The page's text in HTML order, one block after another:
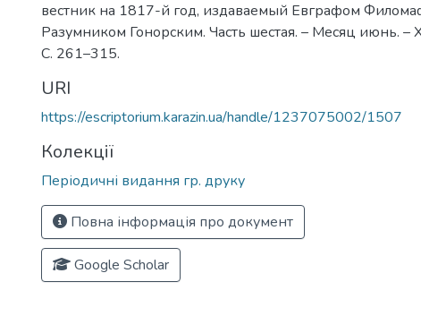
вестник на 1817-й год, издаваемый Евграфом
Разумником Гонорским. Часть шестая. – Месяц июнь. –
С. 261–315.
URI
https://escriptorium.karazin.ua/handle/1237075002/1507
Колекції
Періодичні видання гр. друку
Повна інформація про документ
Google Scholar